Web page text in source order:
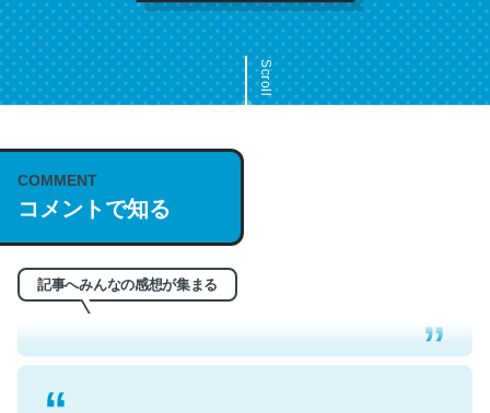
Scroll
COMMENT
コメントで知る
記事へみんなの感想が集まる
これは名文。彼はとてもクレバーなんだろうなと凄く思
う。英語少しでも読める人は原文もお勧め。自分はこの流
─今のこの状況が信じられるかい？ by ラーズ・ヌートバー